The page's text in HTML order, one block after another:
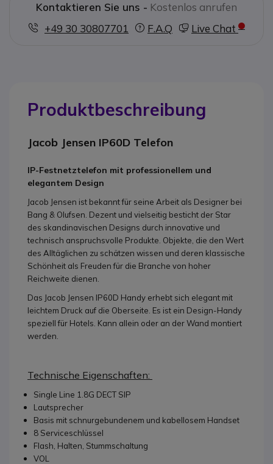
Kontaktieren Sie uns - Kostenlos anrufen
+49 30 30807701
F.A.Q Live Chat
Produktbeschreibung
Jacob Jensen IP60D Telefon
IP-Festnetztelefon mit professionellem und
elegantem Design
Jacob Jensen ist bekannt für seine Arbeit als Designer bei
Bang & Olufsen. Dezent und vielseitig besticht der Star
des skandinavischen Designs durch innovative und
technisch anspruchsvolle Produkte. Objekte, die den Wert
des Alltäglichen zu schätzen wissen und deren klassische
Schönheit als Freuden für die Branche von hoher
Reichweite dienen.
Das Jacob Jensen IP60D Handy erhebt sich elegant mit
leichtem Druck auf die Oberseite. Es ist ein Design-Handy
speziell für Hotels. Kann allein oder an der Wand montiert
werden.
Technische Eigenschaften:
Single Line 1.8G DECT SIP
Lautsprecher
Basis mit schnurgebundenem und kabellosem Handset
8 Serviceschlüssel
Flash, Halten, Stummschaltung
VOL